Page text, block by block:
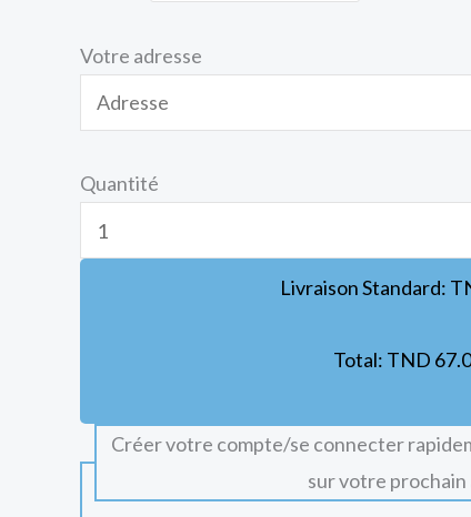
Votre adresse
Quantité
Livraison Standard:
Total: TND
Créer votre compte/se connecter
sur votre prochain